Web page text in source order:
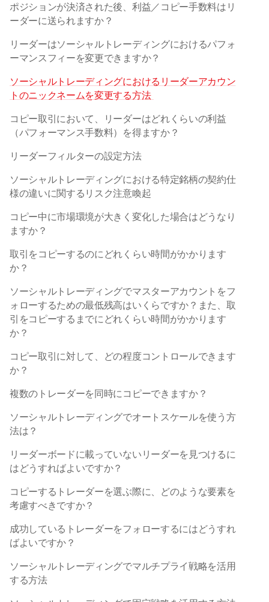
アフィリエイト
ポジションが決済された後、利益／コピー手数料はリ
ーダーに送られますか？
リーダーはソーシャルトレーディングにおけるパフォ
ーマンスフィーを変更できますか？
ソーシャルトレーディングにおけるリーダーアカウン
トのニックネームを変更する方法
コピー取引において、リーダーはどれくらいの利益
（パフォーマンス手数料）を得ますか？
リーダーフィルターの設定方法
ソーシャルトレーディングにおける特定銘柄の契約仕
様の違いに関するリスク注意喚起
コピー中に市場環境が大きく変化した場合はどうなり
ますか？
取引をコピーするのにどれくらい時間がかかります
か？
ソーシャルトレーディングでマスターアカウントをフ
ォローするための最低残高はいくらですか？また、取
引をコピーするまでにどれくらい時間がかかります
か？
コピー取引に対して、どの程度コントロールできます
か？
複数のトレーダーを同時にコピーできますか？
ソーシャルトレーディングでオートスケールを使う方
法は？
リーダーボードに載っていないリーダーを見つけるに
はどうすればよいですか？
コピーするトレーダーを選ぶ際に、どのような要素を
考慮すべきですか？
成功しているトレーダーをフォローするにはどうすれ
ばよいですか？
ソーシャルトレーディングでマルチプライ戦略を活用
する方法